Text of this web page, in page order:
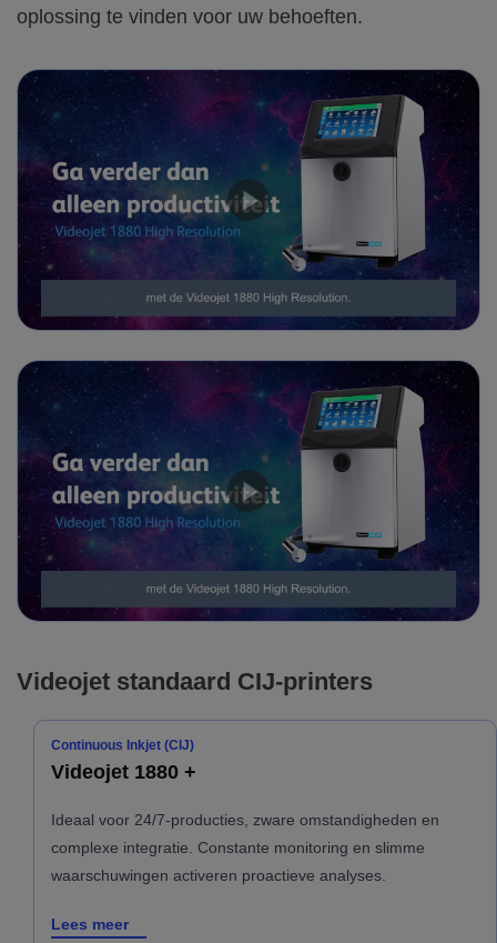
oplossing te vinden voor uw behoeften.
Videojet standaard CIJ-printers
Continuous Inkjet (CIJ)
Videojet 1880 +
Ideaal voor 24/7-producties, zware omstandigheden en
complexe integratie. Constante monitoring en slimme
waarschuwingen activeren proactieve analyses.
Lees meer